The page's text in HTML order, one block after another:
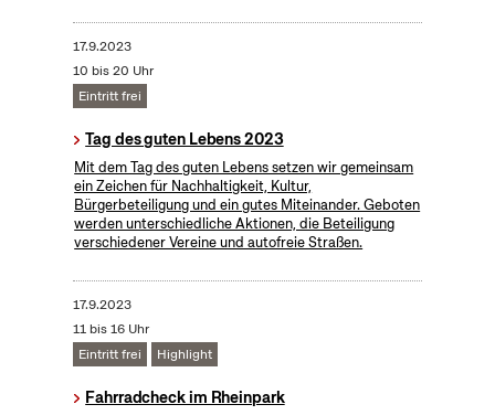
17.9.2023
10 bis 20 Uhr
Eintritt frei
Tag des guten Lebens 2023
Mit dem Tag des guten Lebens setzen wir gemeinsam
ein Zeichen für Nachhaltigkeit, Kultur,
Bürgerbeteiligung und ein gutes Miteinander. Geboten
werden unterschiedliche Aktionen, die Beteiligung
verschiedener Vereine und autofreie Straßen.
17.9.2023
11 bis 16 Uhr
Eintritt frei
Highlight
Fahrradcheck im Rheinpark